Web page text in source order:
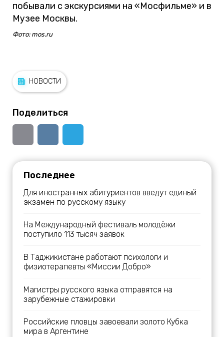
побывали с экскурсиями на «Мосфильме» и в
Музее Москвы.
Фото: mos.ru
НОВОСТИ
Поделиться
Последнее
Для иностранных абитуриентов введут единый
экзамен по русскому языку
На Международный фестиваль молодёжи
поступило 113 тысяч заявок
В Таджикистане работают психологи и
физиотерапевты «Миссии Добро»
Магистры русского языка отправятся на
зарубежные стажировки
Российские пловцы завоевали золото Кубка
мира в Аргентине